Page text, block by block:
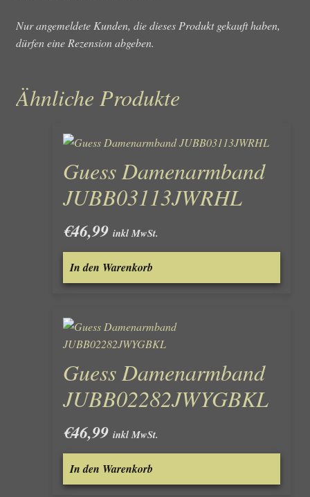
Nur angemeldete Kunden, die dieses Produkt gekauft haben,
dürfen eine Rezension abgeben.
Ähnliche Produkte
Guess Damenarmband
JUBB03113JWRHL
€46,99 inkl MwSt.
In den Warenkorb
Guess Damenarmband
JUBB02282JWYGBKL
€46,99 inkl MwSt.
In den Warenkorb